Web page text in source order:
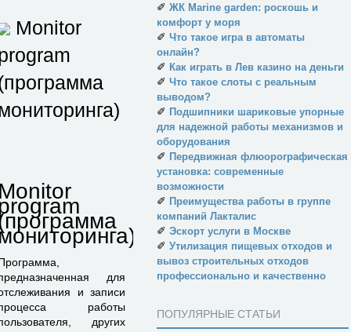
Monitor
для
и записи
работы
других
✐ ЖК Marine garden: роскошь и
комфорт у моря
✐ Что такое игра в автоматы
онлайн?
✐ Как играть в Лев казино на деньги
✐ Что такое слоты с реальным
выводом?
✐ Подшипники шариковые упорные
для надежной работы механизмов и
оборудования
✐ Передвижная флюорографическая
установка: современные
возможности
✐ Преимущества работы в группе
компаний Лакталис
✐ Эскорт услуги в Москве
✐ Утилизация пищевых отходов и
вывоз строительных отходов
профессионально и качественно
ПОПУЛЯРНЫЕ СТАТЬИ